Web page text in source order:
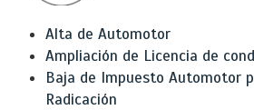
Alta de Automotor
Ampliación de Licencia de
Baja de Impuesto Automotor
Radicación